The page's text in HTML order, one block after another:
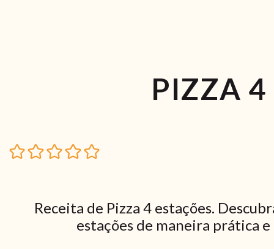
PIZZA 4
Receita de Pizza 4 estações.
estações de maneira prática